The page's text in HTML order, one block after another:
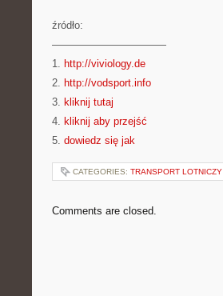
źródło:
———————————
1. http://viviology.de
2. http://vodsport.info
3. kliknij tutaj
4. kliknij aby przejść
5. dowiedz się jak
CATEGORIES: TRANSPORT LOTNICZY
Comments are closed.